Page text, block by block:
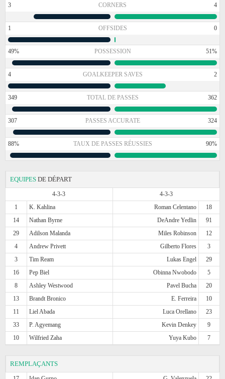
3 CORNERS 4
1 OFFSIDES 0
49% POSSESSION 51%
4 GOALKEEPER SAVES 2
349 TOTAL DE PASSES 362
307 PASSES ACCURATE 324
88% TAUX DE PASSES RÉUSSIES 90%
EQUIPES DE DÉPART
4-3-3
4-3-3
1
K. Kahlina Roman Celentano
18
14
Nathan Byrne DeAndre Yedlin
91
29
Adilson Malanda Miles Robinson
12
4
Andrew Privett Gilberto Flores
3
3
Tim Ream Lukas Engel
29
16
Pep Biel Obinna Nwobodo
5
8
Ashley Westwood Pavel Bucha
20
13
Brandt Bronico E. Ferreira
10
11
Liel Abada Luca Orellano
23
33
P. Agyemang Kevin Denkey
9
10
Wilfried Zaha Yuya Kubo 7
REMPLAÇANTS